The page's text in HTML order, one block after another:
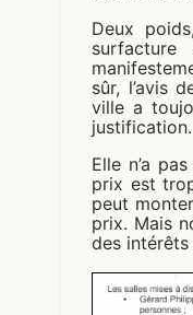
Deux
sûr, l’avis
ville a
justification.
Elle n’a
prix est
peut
prix. Mais
des intérêts